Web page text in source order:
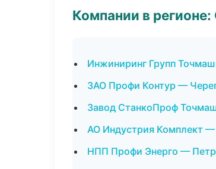
Компании в
Инжиниринг Групп
ЗАО Профи Контур —
Завод СтанкоПроф
АО Индустрия Комплект —
НПП Профи Энерго —